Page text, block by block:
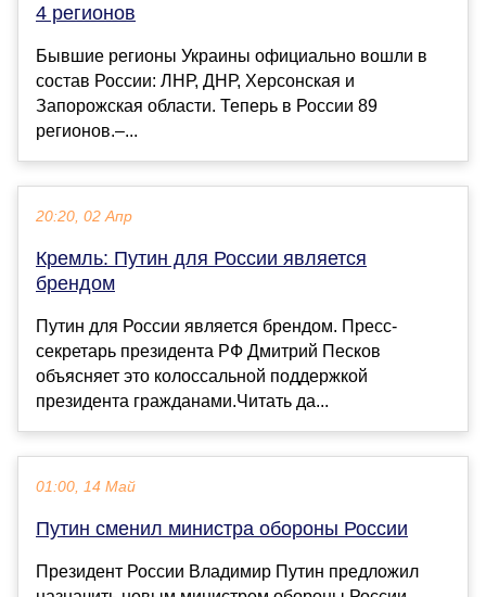
4 регионов
Бывшие регионы Украины официально вошли в
состав России: ЛНР, ДНР, Херсонская и
Запорожская области. Теперь в России 89
регионов.–...
20:20, 02 Апр
Кремль: Путин для России является
брендом
Путин для России является брендом. Пресс-
секретарь президента РФ Дмитрий Песков
объясняет это колоссальной поддержкой
президента гражданами.Читать да...
01:00, 14 Май
Путин сменил министра обороны России
Президент России Владимир Путин предложил